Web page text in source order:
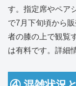
す。指定席やペア
で7月下旬頃から
者の膝の上で観覧
は有料です。詳細